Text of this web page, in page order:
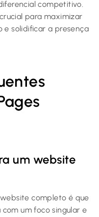
competitivo.
para maximizar
e solidificar a presença
um website
completo é que
um foco singular e